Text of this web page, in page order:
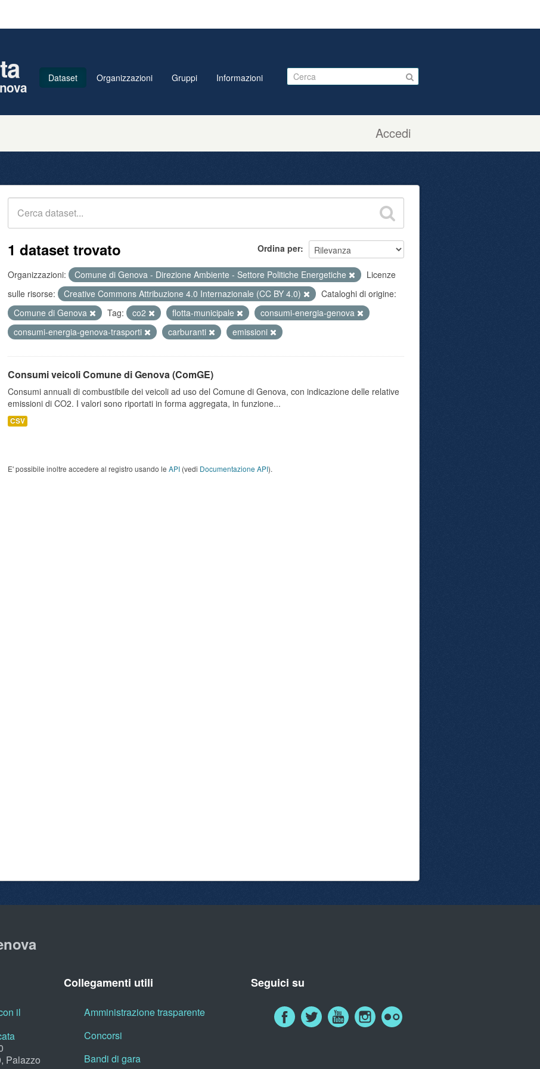
Accedi
Dataset Organizzazioni Gruppi Informazioni
Ordina per
1 dataset trovato
Organizzazioni: Comune di Genova - Direzione Ambiente - Settore Politiche Energetiche
Licenze
sulle risorse:
Creative Commons Attribuzione 4.0 Internazionale (CC BY 4.0)
Cataloghi di origine:
Comune di Genova
Tag: co2 flotta-municipale
consumi-energia-genova
consumi-energia-genova-trasporti
carburanti emissioni
Consumi veicoli Comune di Genova (ComGE)
Consumi annuali di combustibile dei veicoli ad uso del Comune di Genova, con indicazione delle relative
emissioni di CO2. I valori sono riportati in forma aggregata, in funzione...
CSV
E' possibile inoltre accedere al registro usando le API (vedi Documentazione API).
il
Palazzo
Collegamenti utili
Amministrazione trasparente
Concorsi
Bandi di gara
Seguici su